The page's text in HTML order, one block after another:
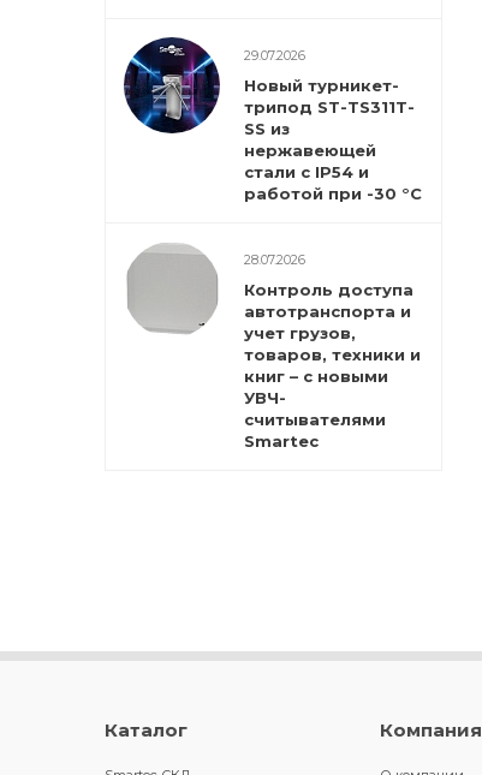
29.07.2026
Новый турникет-
трипод ST-TS311T-
SS из
нержавеющей
стали с IP54 и
работой при -30 °С
28.07.2026
Контроль доступа
автотранспорта и
учет грузов,
товаров, техники и
книг – с новыми
УВЧ-
считывателями
Smartec
Каталог Компания